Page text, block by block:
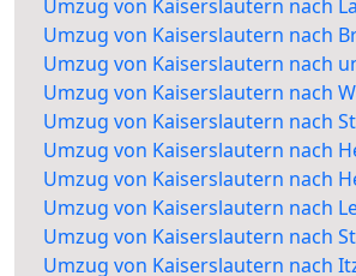
Umzug von Kaiserslautern nach
Umzug von Kaiserslautern nach
Umzug von Kaiserslautern nach
Umzug von Kaiserslautern nach
Umzug von Kaiserslautern nach
Umzug von Kaiserslautern nach
Umzug von Kaiserslautern nach
Umzug von Kaiserslautern nach
Umzug von Kaiserslautern nach
Umzug von Kaiserslautern nach